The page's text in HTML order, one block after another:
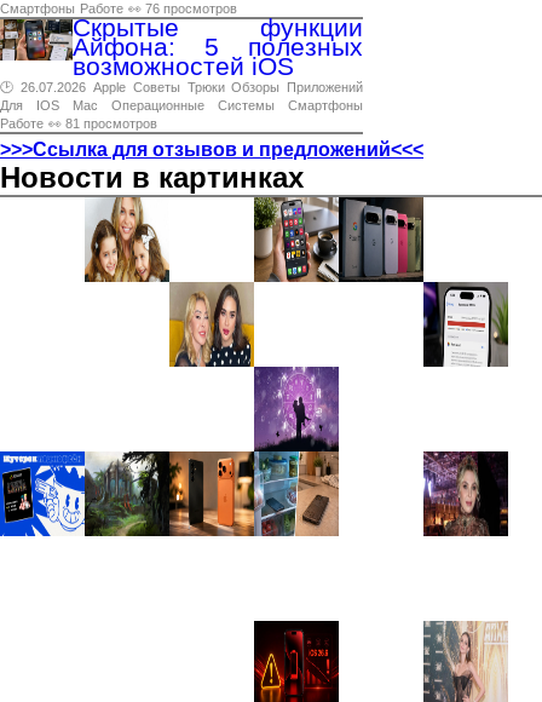
Смартфоны Работе 👀 76 просмотров
Скрытые функции
Айфона: 5 полезных
возможностей iOS
🕑 26.07.2026 Apple Советы Трюки Обзоры
Приложений
Для
IOS Mac Операционные Системы
Смартфоны
Работе 👀 81 просмотров
>>>Ссылка для отзывов и предложений<<<
Новости в картинках